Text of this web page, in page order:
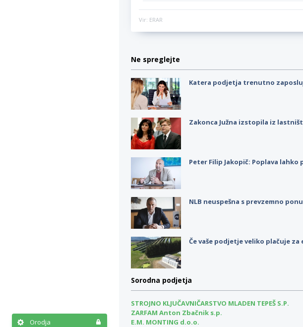
Orodja
Vir: ERAR
Ne spreglejte
Katera podjetja trenutno
Zakonca Južna izstopila iz
Peter Filip Jakopič: Poplava
NLB neuspešna s prevzemno
Če vaše podjetje veliko plačuje
Sorodna podjetja
STROJNO KLJUČAVNIČARSTVO MLADEN TEPEŠ S.P.
ZARFAM Anton Zbačnik s.p.
E.M. MONTING d.o.o.